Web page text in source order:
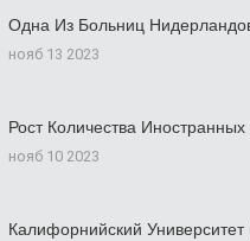
Одна Из Больниц
нояб 13 2023
Рост Количества
нояб 10 2023
Калифорнийский